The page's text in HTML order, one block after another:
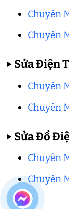
Chuyên
Chuyên
▶ Sửa Điện
Chuyên
Chuyên
▶ Sửa Đồ
Chuyên
Chuyên